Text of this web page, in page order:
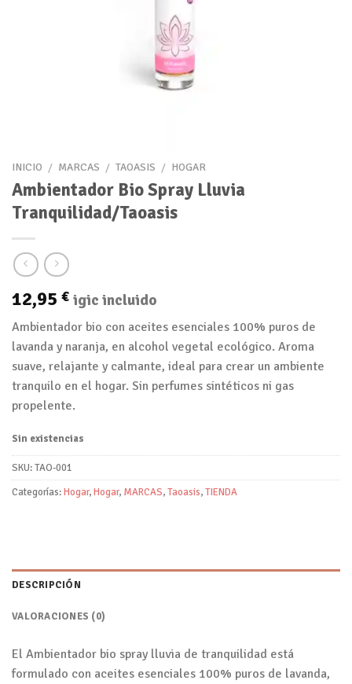
INICIO / MARCAS / TAOASIS / HOGAR
Ambientador Bio Spray Lluvia
Tranquilidad/Taoasis
12,95 € igic incluido
Ambientador bio con aceites esenciales 100% puros de
lavanda y naranja, en alcohol vegetal ecológico. Aroma
suave, relajante y calmante, ideal para crear un ambiente
tranquilo en el hogar. Sin perfumes sintéticos ni gas
propelente.
Sin existencias
SKU:TAO-001
Categorías:Hogar,Hogar, MARCAS,Taoasis,TIENDA
DESCRIPCIÓN
VALORACIONES (0)
El Ambientador bio spray lluvia de tranquilidad está
formulado con aceites esenciales 100% puros de lavanda,